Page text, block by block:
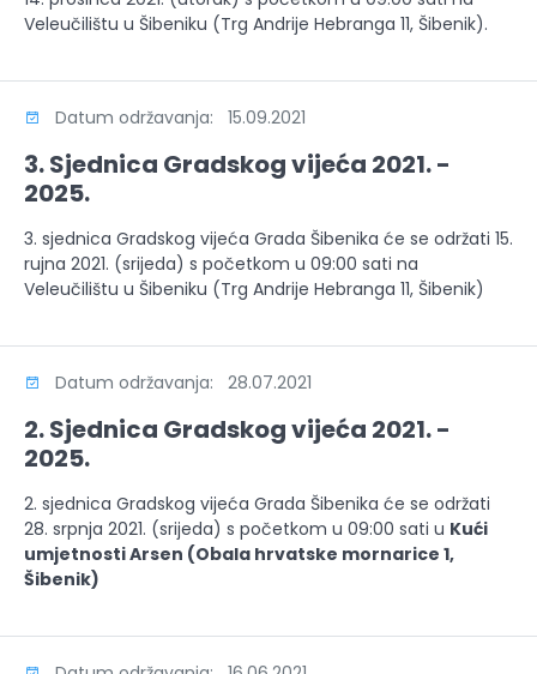
Veleučilištu u Šibeniku (Trg Andrije Hebranga 11, Šibenik).
Datum održavanja: 15.09.2021
3. Sjednica Gradskog vijeća 2021. -
2025.
3. sjednica Gradskog vijeća Grada Šibenika će se održati 15.
rujna 2021. (srijeda) s početkom u 09:00 sati na
Veleučilištu u Šibeniku (Trg Andrije Hebranga 11, Šibenik)
Datum održavanja: 28.07.2021
2. Sjednica Gradskog vijeća 2021. -
2025.
2. sjednica Gradskog vijeća Grada Šibenika će se održati
28. srpnja 2021. (srijeda) s početkom u 09:00 sati u Kući
umjetnosti Arsen (Obala hrvatske mornarice 1,
Šibenik)